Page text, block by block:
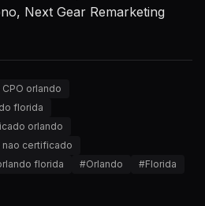
Next Gear Remarketing
orlando
florida
orlando
certificado
florida #Orlando #Florida